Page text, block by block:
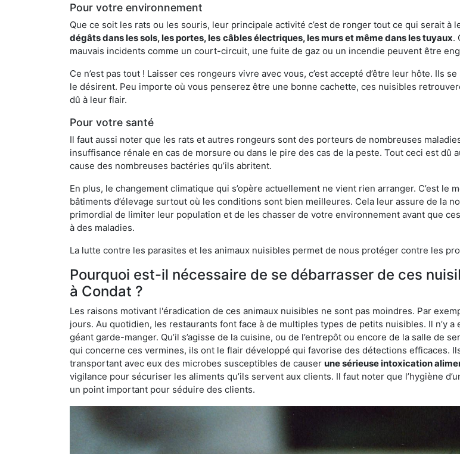
Pour votre environnement
Que ce soit les rats ou les souris, leur principale activité c’est de ronger tout ce qui serait à
dégâts dans les sols, les portes, les câbles électriques, les murs et même dans les tuyaux.
mauvais incidents comme un court-circuit, une fuite de gaz ou un incendie peuvent être
Ce n’est pas tout ! Laisser ces rongeurs vivre avec vous, c’est accepté d’être leur hôte. Ils
le désirent. Peu importe où vous penserez être une bonne cachette, ces nuisibles
dû à leur flair.
Pour votre santé
Il faut aussi noter que les rats et autres rongeurs sont des porteurs de nombreuses
insuffisance rénale en cas de morsure ou dans le pire des cas de la peste. Tout ceci est
cause des nombreuses bactéries qu’ils abritent.
En plus, le changement climatique qui s’opère actuellement ne vient rien arranger. C’est
bâtiments d’élevage surtout où les conditions sont bien meilleures. Cela leur assure de la
primordial de limiter leur population et de les chasser de votre environnement avant que
à des maladies.
La lutte contre les parasites et les animaux nuisibles permet de nous protéger contre les
Pourquoi est-il nécessaire de se débarrasser de ces
à Condat ?
Les raisons motivant l'éradication de ces animaux nuisibles ne sont pas moindres. Par
jours. Au quotidien, les restaurants font face à de multiples types de petits nuisibles. Il n’y
géant garde-manger. Qu’il s’agisse de la cuisine, ou de l’entrepôt ou encore de la salle de
qui concerne ces vermines, ils ont le flair développé qui favorise des détections efficaces.
transportant avec eux des microbes susceptibles de causer une sérieuse intoxication
vigilance pour sécuriser les aliments qu’ils servent aux clients. Il faut noter que l’hygiène
un point important pour séduire des clients.